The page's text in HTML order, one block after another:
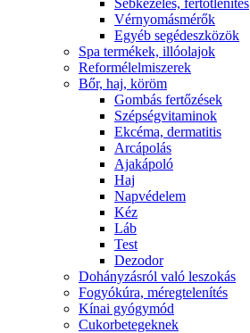
Sebkezelés, fertőtlenítés
Vérnyomásmérők
Egyéb segédeszközök
Spa termékek, illóolajok
Reformélelmiszerek
Bőr, haj, köröm
Gombás fertőzések
Szépségvitaminok
Ekcéma, dermatitis
Arcápolás
Ajakápoló
Haj
Napvédelem
Kéz
Láb
Test
Dezodor
Dohányzásról való leszokás
Fogyókúra, méregtelenítés
Kínai gyógymód
Cukorbetegeknek